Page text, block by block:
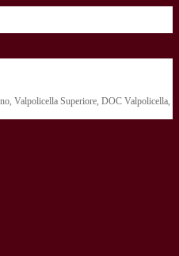
Valpolicella Superiore, DOC Valpolicella,